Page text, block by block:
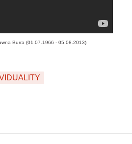
Burra (01.07.1966 - 05.08.2013)